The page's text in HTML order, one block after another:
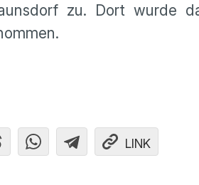
zu. Dort wurde
LINK